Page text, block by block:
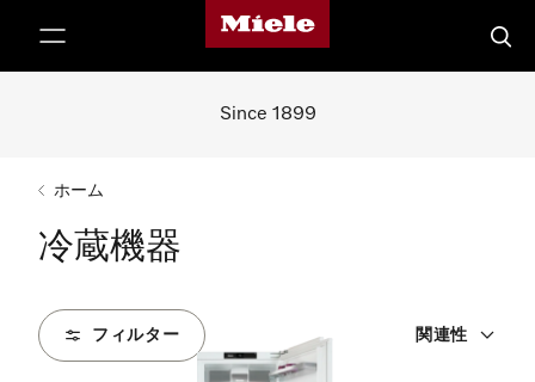
Mieleのホームページ
検索
Since 1899
ホーム
冷蔵機器
フィルター 関連性